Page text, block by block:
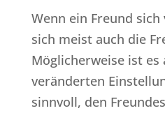
Wenn ein Freund
sich meist auch die
Möglicherweise ist
veränderten
sinnvoll, den